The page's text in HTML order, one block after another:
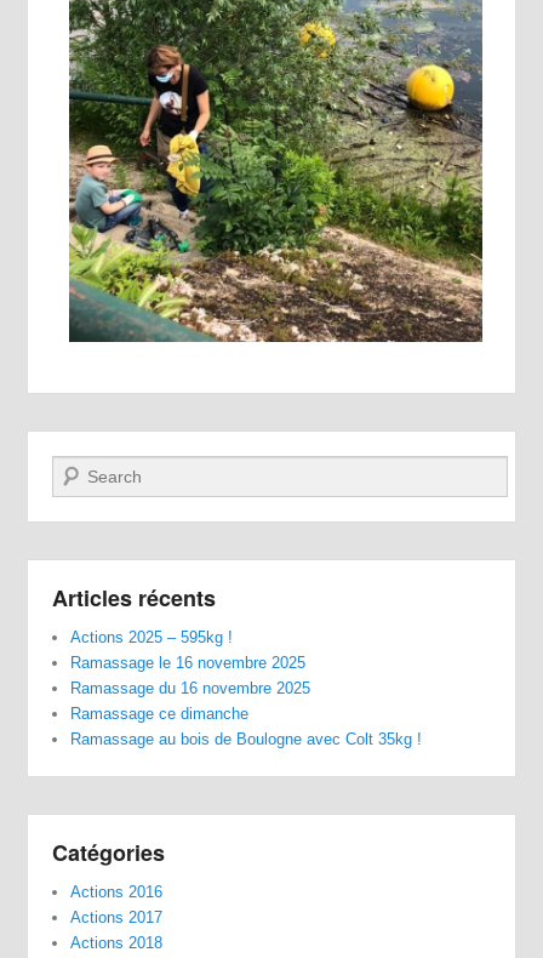
Recherche
Articles récents
Actions 2025 – 595kg !
Ramassage le 16 novembre 2025
Ramassage du 16 novembre 2025
Ramassage ce dimanche
Ramassage au bois de Boulogne avec Colt 35kg !
Catégories
Actions 2016
Actions 2017
Actions 2018